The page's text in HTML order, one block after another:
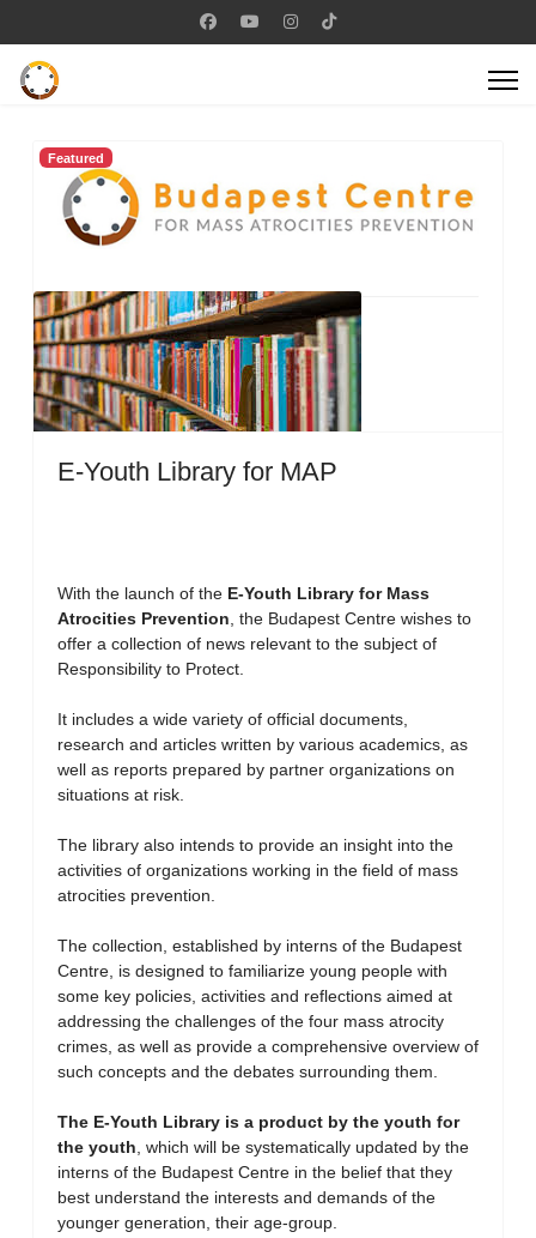
Featured
E-Youth Library for MAP
With the launch of the E-Youth Library for Mass
Atrocities Prevention , the Budapest Centre wishes to
offer a collection of news relevant to the subject of
Responsibility to Protect.
It includes a wide variety of official documents,
research and articles written by various academics, as
well as reports prepared by partner organizations on
situations at risk.
The library also intends to provide an insight into the
activities of organizations working in the field of mass
atrocities prevention.
The collection, established by interns of the Budapest
Centre, is designed to familiarize young people with
some key policies, activities and reflections aimed at
addressing the challenges of the four mass atrocity
crimes, as well as provide a comprehensive overview of
such concepts and the debates surrounding them.
The E-Youth Library is a product by the youth for
the youth , which will be systematically updated by the
interns of the Budapest Centre in the belief that they
best understand the interests and demands of the
younger generation, their age-group.